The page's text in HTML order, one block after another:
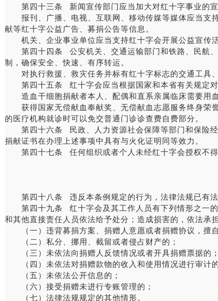
第四十三条 新闻宣传部门应当加大对红十字事业的宣
报刊、广播、电视、互联网、移动传媒等媒体应当支
献等红十字公益广告、募捐公告等信息。
机关、企业事业单位应当支持红十字会开展公益宣传
第四十四条 公安机关、交通运输部门和铁路、民航、
制，确保安全、快速、有序转运。
对执行救援、救灾任务并标有红十字标志的交通工具
第四十五条 红十字会应当根据国家和本省有关规定对
造血干细胞捐献者本人、配偶和直系亲属临床需要用
获得国家无偿献血奉献奖、无偿献血志愿服务终身荣
的医疗机构就诊时可以免交普通门诊诊查费自费部分。
第四十六条 民政、人力资源社会保障等部门和保险经
捐献证书在办理上述事项中具有与火化证明同等效力。
第四十七条 任何组织或者个人未经红十字会授权不得
第四十八条 违反本条例规定的行为，法律法规已有法
第四十九条 红十字会及其工作人员有下列情形之一的
和其他直接责任人员依法给予处分；造成损害的，依法承
（一）违背募捐方案、捐赠人意愿或者捐赠协议，擅
（二）私分、挪用、截留或者侵占财产的；
（三）未依法向捐赠人反馈情况或者开具捐赠票据的
（四）未依法对捐赠款物的收入和使用情况进行审计
（五）未依法公开信息的；
（六）接受捐赠未进行专账管理的；
（七）法律法规规定的其他情形。